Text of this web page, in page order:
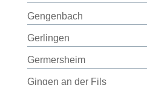
Gengenbach
Gerlingen
Germersheim
Gingen an der Fils